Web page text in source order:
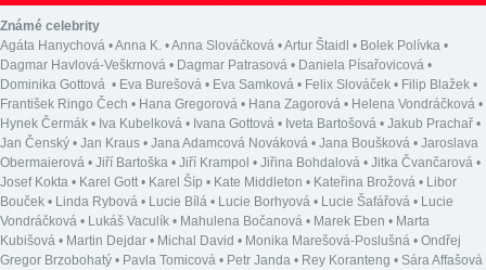
Známé celebrity
Agáta Hanychová •Anna K. •Anna Slováčková •Artur Štaidl • Bolek Polívka •
Dagmar Havlová-Veškrnová • Dagmar Patrasová • Daniela Písařovicová •
Dominika Gottová • Eva Burešová • Eva Samková • Felix Slováček • Filip Blažek •
František Ringo Čech • Hana Gregorová • Hana Zagorová • Helena Vondráčková •
Hynek Čermák • Iva Kubelková • Ivana Gottová • Iveta Bartošová • Jakub Prachař •
Jan Čenský • Jan Kraus • Jana Adamcová Nováková • Jana Boušková • Jaroslava
Obermaierová • Jiří Bartoška • Jiří Krampol • Jiřina Bohdalová • Jitka Čvančarová •
Josef Kokta • Karel Gott• Karel Šíp • Kate Middleton • Kateřina Brožová • Libor
Bouček • Linda Rybová • Lucie Bílá • Lucie Borhyová • Lucie Šafářová • Lucie
Vondráčková • Lukáš Vaculík • Mahulena Bočanová • Marek Eben • Marta
Kubišová • Martin Dejdar • Michal David • Monika Marešová-Poslušná • Ondřej
Gregor Brzobohatý • Pavla Tomicová • Petr Janda • Rey Koranteng • Sára Affašová